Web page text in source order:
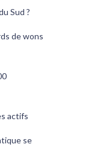
Sud ?
de wons
actifs
se